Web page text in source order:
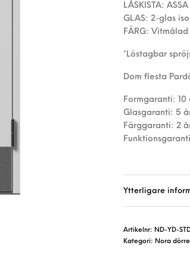
LÅSKISTA:
GLAS: 2-glas
FÄRG:
*Löstagbar
Dom flesta
Formgaranti:
Glasgaranti: 5
Färggaranti: 2
Ytterligare
Artikelnr: ND-YD-
Kategori: Nora